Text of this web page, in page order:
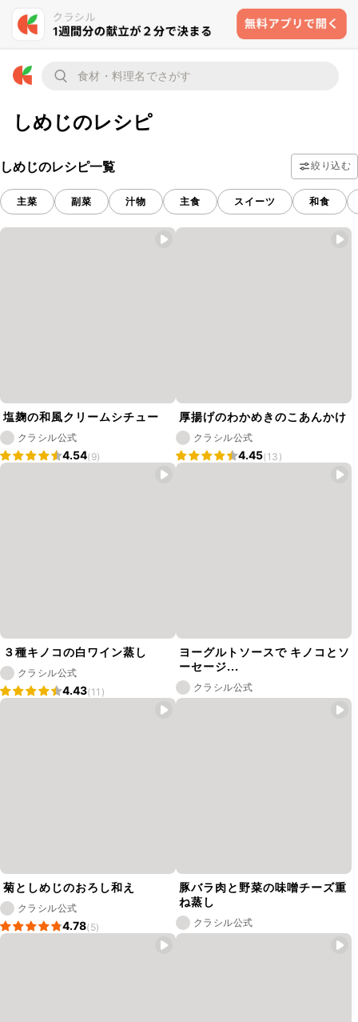
しめじのレシピ
しめじのレシピ一覧 絞り込む
主菜 副菜 汁物 主食 スイーツ 和食
塩麹の和風クリームシチュー
クラシル公式
4.54(9)
厚揚げのわかめきのこあんかけ
クラシル公式
4.45(13)
３種キノコの白ワイン蒸し
クラシル公式
4.43(11)
ヨーグルトソースで キノコとソ
ーセージ...
クラシル公式
菊としめじのおろし和え
クラシル公式
4.78(5)
豚バラ肉と野菜の味噌チーズ重
ね蒸し
クラシル公式